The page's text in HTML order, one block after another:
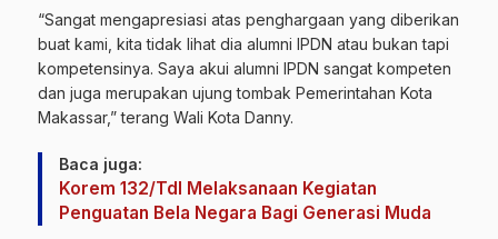
“Sangat mengapresiasi atas penghargaan yang diberikan
buat kami, kita tidak lihat dia alumni IPDN atau bukan tapi
kompetensinya. Saya akui alumni IPDN sangat kompeten
dan juga merupakan ujung tombak Pemerintahan Kota
Makassar,” terang Wali Kota Danny.
Baca juga:
Korem 132/Tdl Melaksanaan Kegiatan
Penguatan Bela Negara Bagi Generasi Muda